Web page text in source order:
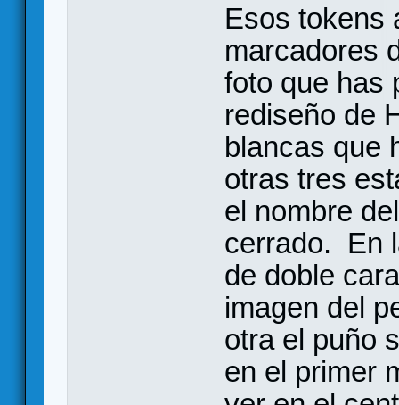
Esos tokens
marcadores
foto que has
rediseño de
blancas que
otras tres
el nombre
cerrado. En
de doble
imagen del
otra el puño
en el primer